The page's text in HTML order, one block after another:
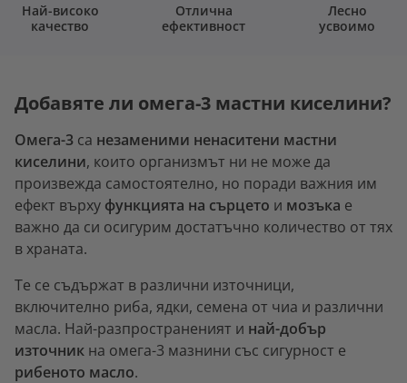
Най-високо
качество
Отлична
ефективност
Лесно
усвоимо
Добавяте ли омега-3 мастни киселини?
Омега-3 са незаменими ненаситени мастни
киселини, които организмът ни не може да
произвежда самостоятелно, но поради важния им
ефект върху функцията на сърцето и мозъка е
важно да си осигурим достатъчно количество от тях
в храната.
Те се съдържат в различни източници,
включително риба, ядки, семена от чиа и различни
масла. Най-разпространеният и най-добър
източник на омега-3 мазнини със сигурност е
рибеното масло.